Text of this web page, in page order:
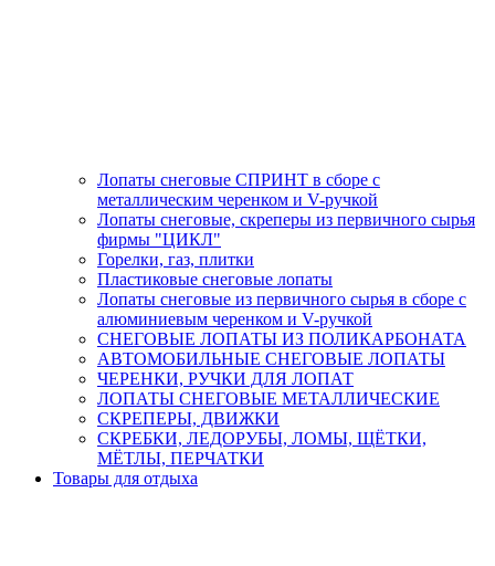
Лопаты снеговые СПРИНТ в сборе с
металлическим черенком и V-ручкой
Лопаты снеговые, скреперы из первичного сырья
фирмы "ЦИКЛ"
Горелки, газ, плитки
Пластиковые снеговые лопаты
Лопаты снеговые из первичного сырья в сборе с
алюминиевым черенком и V-ручкой
СНЕГОВЫЕ ЛОПАТЫ ИЗ ПОЛИКАРБОНАТА
АВТОМОБИЛЬНЫЕ СНЕГОВЫЕ ЛОПАТЫ
ЧЕРЕНКИ, РУЧКИ ДЛЯ ЛОПАТ
ЛОПАТЫ СНЕГОВЫЕ МЕТАЛЛИЧЕСКИЕ
СКРЕПЕРЫ, ДВИЖКИ
СКРЕБКИ, ЛЕДОРУБЫ, ЛОМЫ, ЩЁТКИ,
МЁТЛЫ, ПЕРЧАТКИ
Товары для отдыха